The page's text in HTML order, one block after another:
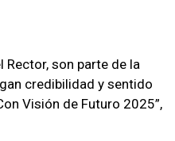
Rector, son parte de la
credibilidad y sentido
Visión de Futuro 2025”,